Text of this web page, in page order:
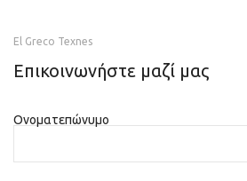
El Greco Texnes
Επικοινωνήστε μαζί μας
Ονοματεπώνυμο